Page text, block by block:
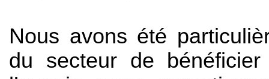
Nous avons été
du secteur de bénéficier